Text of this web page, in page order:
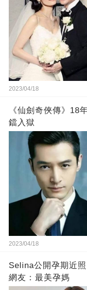
2023/04/18
《仙劍奇俠傳》18
鐺入獄
2023/04/18
Selina公開孕期近
網友：最美孕媽